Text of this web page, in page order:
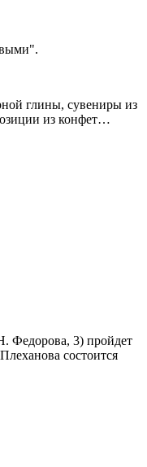
глины, сувениры из
из конфет…
Федорова, 3) пройдет
состоится